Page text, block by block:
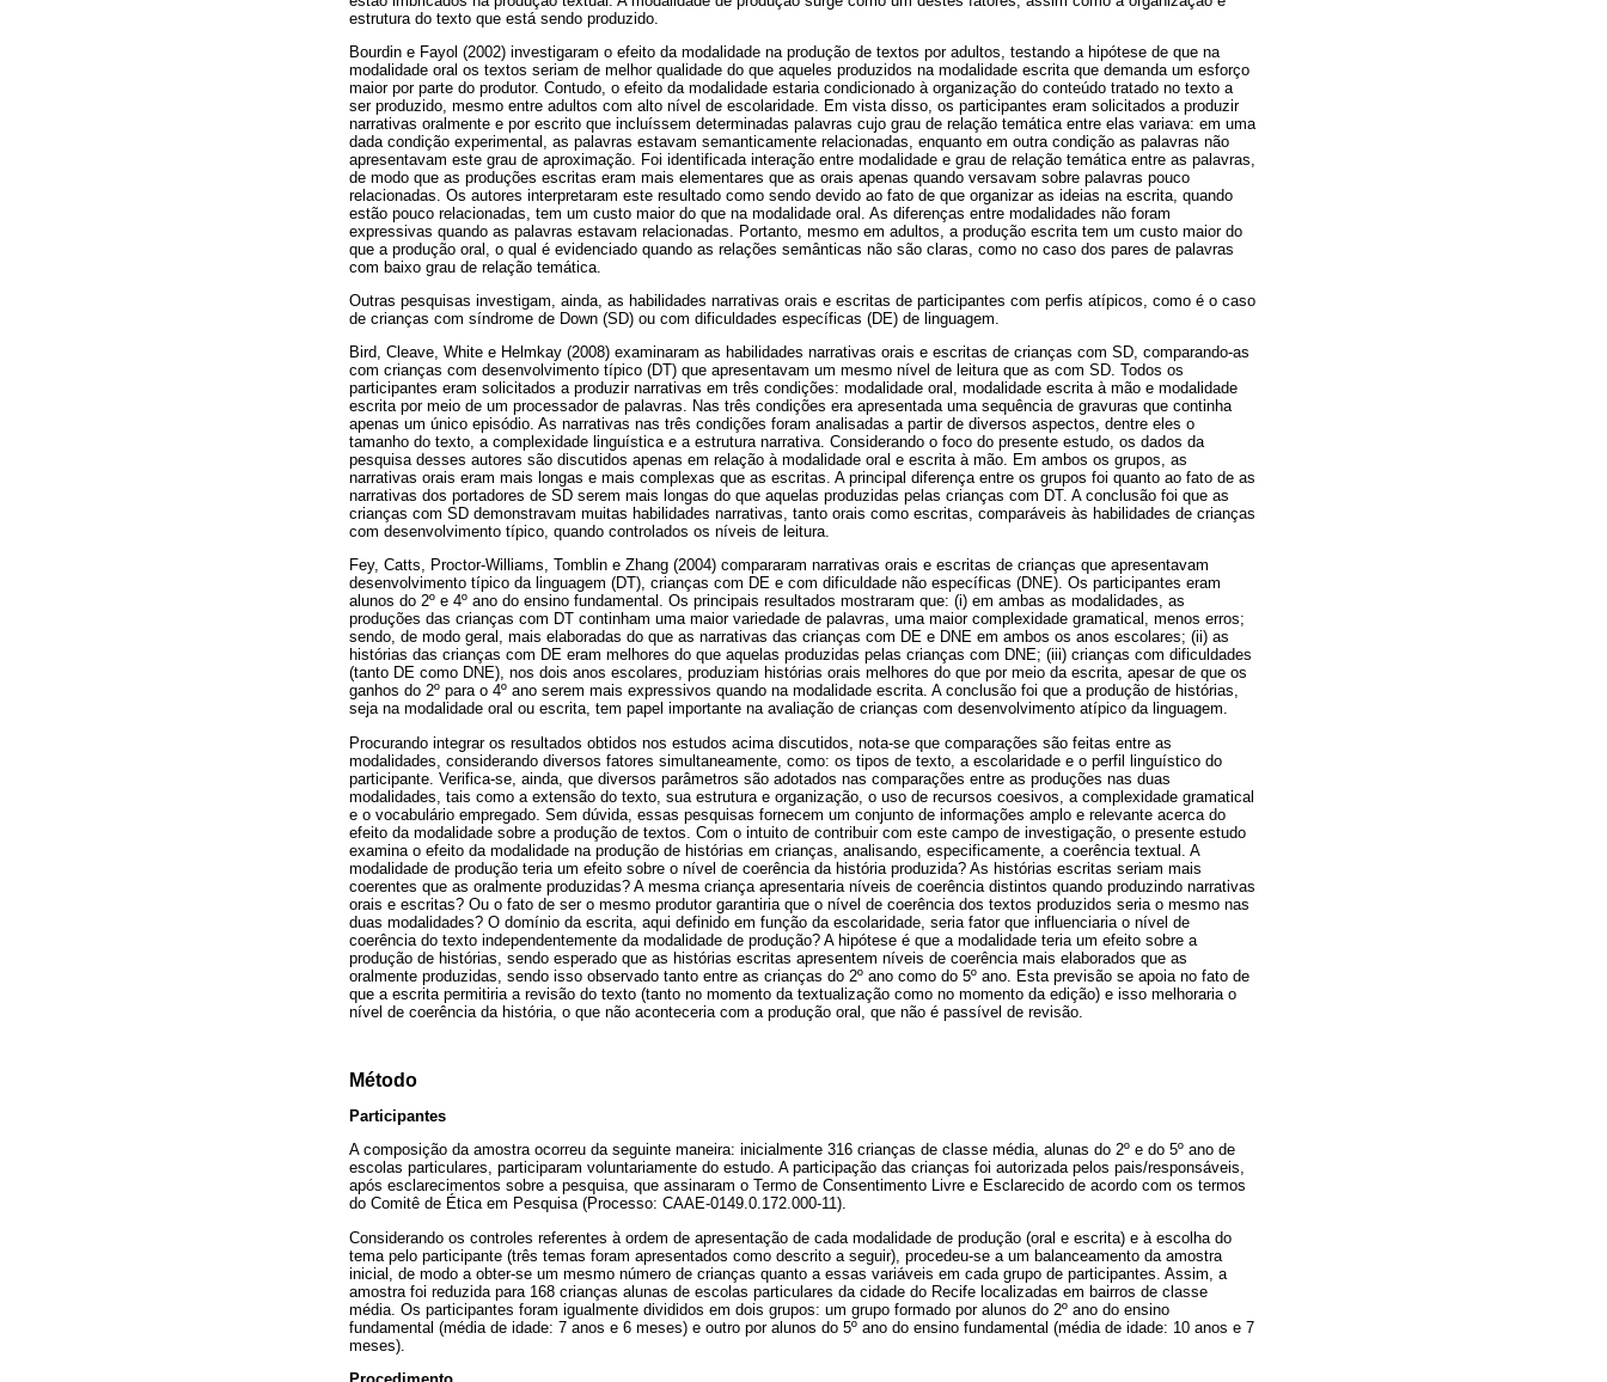
estrutura do texto que está sendo produzido.
Bourdin e Fayol (2002) investigaram o efeito da modalidade na produção de textos por adultos, testando a hipótese de que na
modalidade oral os textos seriam de melhor qualidade do que aqueles produzidos na modalidade escrita que demanda um esforço
maior por parte do produtor. Contudo, o efeito da modalidade estaria condicionado à organização do conteúdo tratado no texto a
ser produzido, mesmo entre adultos com alto nível de escolaridade. Em vista disso, os participantes eram solicitados a produzir
narrativas oralmente e por escrito que incluíssem determinadas palavras cujo grau de relação temática entre elas variava: em uma
dada condição experimental, as palavras estavam semanticamente relacionadas, enquanto em outra condição as palavras não
apresentavam este grau de aproximação. Foi identificada interação entre modalidade e grau de relação temática entre as palavras,
de modo que as produções escritas eram mais elementares que as orais apenas quando versavam sobre palavras pouco
relacionadas. Os autores interpretaram este resultado como sendo devido ao fato de que organizar as ideias na escrita, quando
estão pouco relacionadas, tem um custo maior do que na modalidade oral. As diferenças entre modalidades não foram
expressivas quando as palavras estavam relacionadas. Portanto, mesmo em adultos, a produção escrita tem um custo maior do
que a produção oral, o qual é evidenciado quando as relações semânticas não são claras, como no caso dos pares de palavras
com baixo grau de relação temática.
Outras pesquisas investigam, ainda, as habilidades narrativas orais e escritas de participantes com perfis atípicos, como é o caso
de crianças com síndrome de Down (SD) ou com dificuldades específicas (DE) de linguagem.
Bird, Cleave, White e Helmkay (2008) examinaram as habilidades narrativas orais e escritas de crianças com SD, comparando-as
com crianças com desenvolvimento típico (DT) que apresentavam um mesmo nível de leitura que as com SD. Todos os
participantes eram solicitados a produzir narrativas em três condições: modalidade oral, modalidade escrita à mão e modalidade
escrita por meio de um processador de palavras. Nas três condições era apresentada uma sequência de gravuras que continha
apenas um único episódio. As narrativas nas três condições foram analisadas a partir de diversos aspectos, dentre eles o
tamanho do texto, a complexidade linguística e a estrutura narrativa. Considerando o foco do presente estudo, os dados da
pesquisa desses autores são discutidos apenas em relação à modalidade oral e escrita à mão. Em ambos os grupos, as
narrativas orais eram mais longas e mais complexas que as escritas. A principal diferença entre os grupos foi quanto ao fato de as
narrativas dos portadores de SD serem mais longas do que aquelas produzidas pelas crianças com DT. A conclusão foi que as
crianças com SD demonstravam muitas habilidades narrativas, tanto orais como escritas, comparáveis às habilidades de crianças
com desenvolvimento típico, quando controlados os níveis de leitura.
Fey, Catts, Proctor-Williams, Tomblin e Zhang (2004) compararam narrativas orais e escritas de crianças que apresentavam
desenvolvimento típico da linguagem (DT), crianças com DE e com dificuldade não específicas (DNE). Os participantes eram
alunos do 2º e 4º ano do ensino fundamental. Os principais resultados mostraram que: (i) em ambas as modalidades, as
produções das crianças com DT continham uma maior variedade de palavras, uma maior complexidade gramatical, menos erros;
sendo, de modo geral, mais elaboradas do que as narrativas das crianças com DE e DNE em ambos os anos escolares; (ii) as
histórias das crianças com DE eram melhores do que aquelas produzidas pelas crianças com DNE; (iii) crianças com dificuldades
(tanto DE como DNE), nos dois anos escolares, produziam histórias orais melhores do que por meio da escrita, apesar de que os
ganhos do 2º para o 4º ano serem mais expressivos quando na modalidade escrita. A conclusão foi que a produção de histórias,
seja na modalidade oral ou escrita, tem papel importante na avaliação de crianças com desenvolvimento atípico da linguagem.
Procurando integrar os resultados obtidos nos estudos acima discutidos, nota-se que comparações são feitas entre as
modalidades, considerando diversos fatores simultaneamente, como: os tipos de texto, a escolaridade e o perfil linguístico do
participante. Verifica-se, ainda, que diversos parâmetros são adotados nas comparações entre as produções nas duas
modalidades, tais como a extensão do texto, sua estrutura e organização, o uso de recursos coesivos, a complexidade gramatical
e o vocabulário empregado. Sem dúvida, essas pesquisas fornecem um conjunto de informações amplo e relevante acerca do
efeito da modalidade sobre a produção de textos. Com o intuito de contribuir com este campo de investigação, o presente estudo
examina o efeito da modalidade na produção de histórias em crianças, analisando, especificamente, a coerência textual. A
modalidade de produção teria um efeito sobre o nível de coerência da história produzida? As histórias escritas seriam mais
coerentes que as oralmente produzidas? A mesma criança apresentaria níveis de coerência distintos quando produzindo narrativas
orais e escritas? Ou o fato de ser o mesmo produtor garantiria que o nível de coerência dos textos produzidos seria o mesmo nas
duas modalidades? O domínio da escrita, aqui definido em função da escolaridade, seria fator que influenciaria o nível de
coerência do texto independentemente da modalidade de produção? A hipótese é que a modalidade teria um efeito sobre a
produção de histórias, sendo esperado que as histórias escritas apresentem níveis de coerência mais elaborados que as
oralmente produzidas, sendo isso observado tanto entre as crianças do 2º ano como do 5º ano. Esta previsão se apoia no fato de
que a escrita permitiria a revisão do texto (tanto no momento da textualização como no momento da edição) e isso melhoraria o
nível de coerência da história, o que não aconteceria com a produção oral, que não é passível de revisão.
Método
Participantes
A composição da amostra ocorreu da seguinte maneira: inicialmente 316 crianças de classe média, alunas do 2º e do 5º ano de
escolas particulares, participaram voluntariamente do estudo. A participação das crianças foi autorizada pelos pais/responsáveis,
após esclarecimentos sobre a pesquisa, que assinaram o Termo de Consentimento Livre e Esclarecido de acordo com os termos
do Comitê de Ética em Pesquisa (Processo: CAAE-0149.0.172.000-11).
Considerando os controles referentes à ordem de apresentação de cada modalidade de produção (oral e escrita) e à escolha do
tema pelo participante (três temas foram apresentados como descrito a seguir), procedeu-se a um balanceamento da amostra
inicial, de modo a obter-se um mesmo número de crianças quanto a essas variáveis em cada grupo de participantes. Assim, a
amostra foi reduzida para 168 crianças alunas de escolas particulares da cidade do Recife localizadas em bairros de classe
média. Os participantes foram igualmente divididos em dois grupos: um grupo formado por alunos do 2º ano do ensino
fundamental (média de idade: 7 anos e 6 meses) e outro por alunos do 5º ano do ensino fundamental (média de idade: 10 anos e 7
meses).